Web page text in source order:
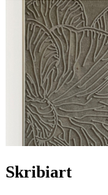
Skribiart